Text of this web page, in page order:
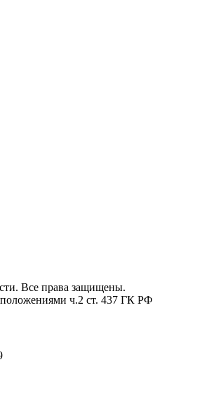
Все права защищены.
ч.2 ст. 437 ГК РФ